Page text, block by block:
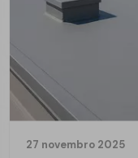
27 novembro 2025